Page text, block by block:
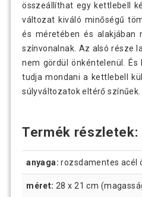
összeállíthat egy kettlebell
változat kiváló minőségű
és méretében és alakjában
színvonalnak. Az alsó része
nem gördül önkéntelenül.
tudja mondani a kettlebell
súlyváltozatok eltérő színűek.
Termék részletek:
anyaga: rozsdamentes acél
méret: 28 x 21 cm